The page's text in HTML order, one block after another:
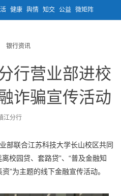
健康 舆情 知交 公益 微矩阵
银行资讯
行营业部进校
诈骗宣传活动
江分行
部联合江苏科技大学长山校区共同
校园贷、套路贷”、“普及金融知
”为主题的线下金融宣传活动。